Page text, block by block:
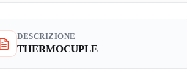
DESCRIZIONE
THERMOCUPLE